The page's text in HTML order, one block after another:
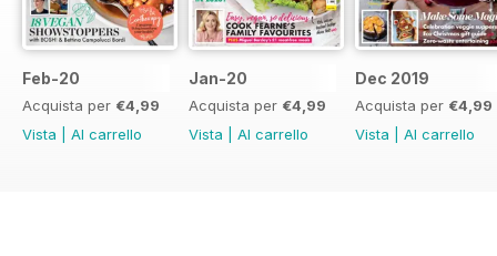
Feb-20
Acquista per €4,99
Vista
Al carrello
Jan-20
Acquista per €4,99
Vista
Al carrello
Dec 2019
Acquista per €4,99
Vista
Al carrello